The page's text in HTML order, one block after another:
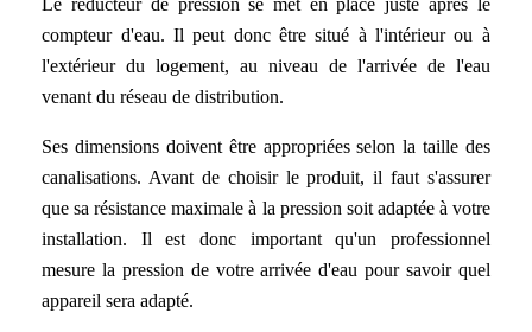
compteur d'eau. Il peut donc être situé à l'intérieur ou à
l'extérieur du logement, au niveau de l'arrivée de l'eau
venant du réseau de distribution.
Ses dimensions doivent être appropriées selon la taille des
canalisations. Avant de choisir le produit, il faut s'assurer
que sa résistance maximale à la pression soit adaptée à votre
installation. Il est donc important qu'un professionnel
mesure la pression de votre arrivée d'eau pour savoir quel
appareil sera adapté.